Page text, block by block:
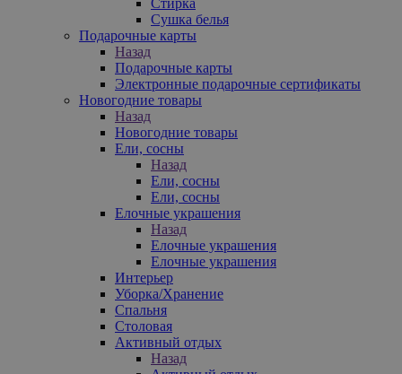
Сушка белья
Подарочные карты
Назад
Подарочные карты
Электронные подарочные сертификаты
Новогодние товары
Назад
Новогодние товары
Ели, сосны
Назад
Ели, сосны
Ели, сосны
Елочные украшения
Назад
Елочные украшения
Елочные украшения
Интерьер
Уборка/Хранение
Спальня
Столовая
Активный отдых
Назад